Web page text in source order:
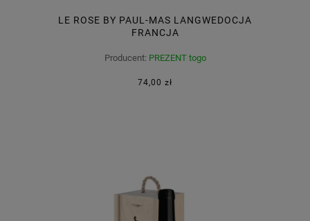
LE ROSE BY PAUL-MAS LANGWEDOCJA
FRANCJA
Producent: PREZENT togo
74,00 zł